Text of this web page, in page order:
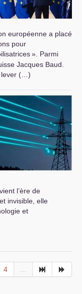
européenne a placé
pour
». Parmi
Jacques Baud.
lever (…)
l’ère de
invisible, elle
et
4